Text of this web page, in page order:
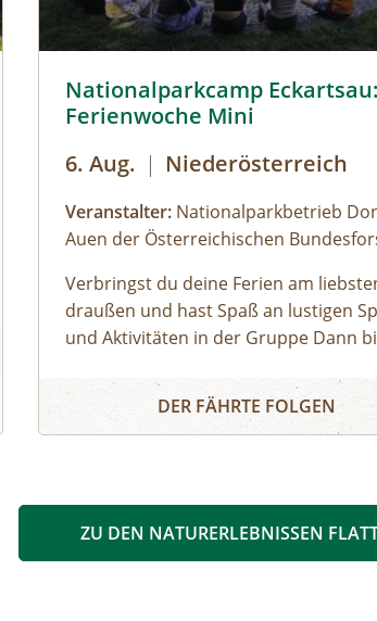
Nationalparkcamp Eckartsau:
Ferienwoche Mini
6. Aug. | Niederösterreich
Veranstalter: Nationalparkbetrieb
Auen der Österreichischen
Verbringst du deine Ferien am
draußen und hast Spaß an lustigen
und Aktivitäten in der Gruppe Dann
Mini bietet spannende Expeditionen
Auwald, viel Raum zum Toben und
Nationalpark-Rangerinnen und -
entdeckst du bei Ausflügen die Donau-
Nationalparkcamp Eckartsau:
DER FÄHRTE FOLGEN
ZU DEN NATURERLEBNISSEN